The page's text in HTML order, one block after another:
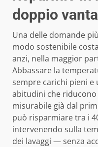
doppio
Una delle domande
modo sostenibile
anzi, nella maggior
Abbassare la
sempre carichi pieni e
abitudini che
misurabile già dal
può risparmiare tra i
intervenendo sulla
dei lavaggi — senza